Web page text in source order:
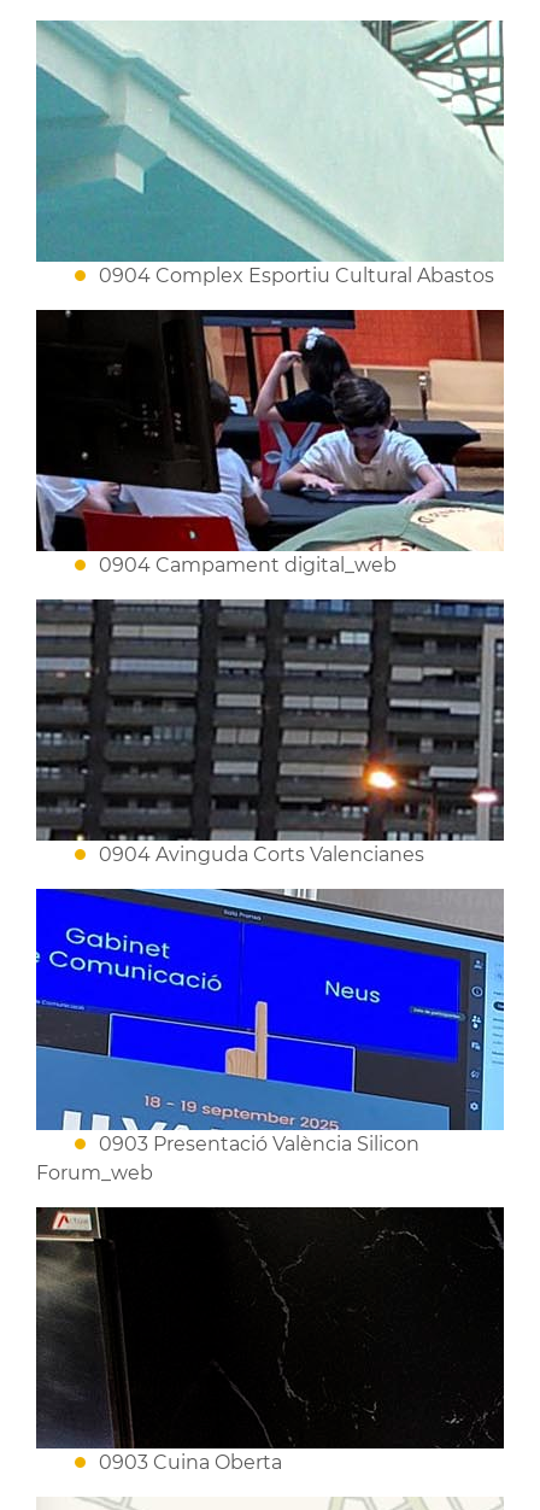
0904 Complex Esportiu Cultural Abastos
0904 Campament digital_web
0904 Avinguda Corts Valencianes
0903 Presentació València Silicon
Forum_web
0903 Cuina Oberta